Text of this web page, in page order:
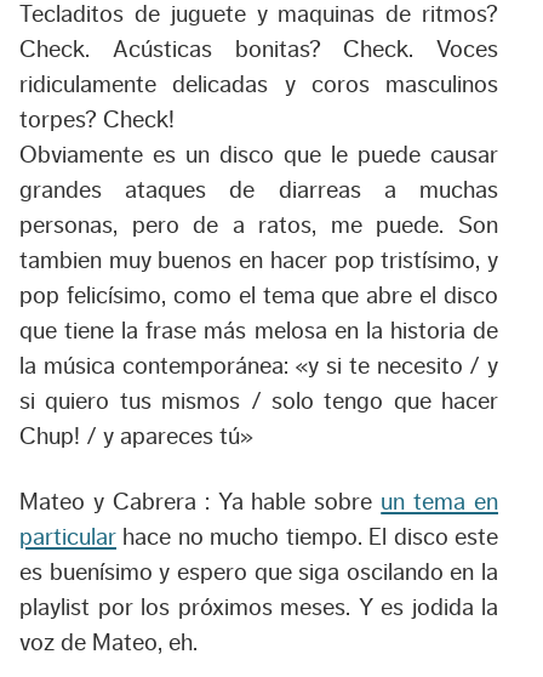
Tecladitos de juguete y maquinas de ritmos?
Check. Acústicas bonitas? Check. Voces
ridiculamente delicadas y coros masculinos
torpes? Check!
Obviamente es un disco que le puede causar
grandes ataques de diarreas a muchas
personas, pero de a ratos, me puede. Son
tambien muy buenos en hacer pop tristísimo, y
pop felicísimo, como el tema que abre el disco
que tiene la frase más melosa en la historia de
la música contemporánea: «y si te necesito / y
si quiero tus mismos / solo tengo que hacer
Chup! / y apareces tú»
Mateo y Cabrera : Ya hable sobre un tema en
particular hace no mucho tiempo. El disco este
es buenísimo y espero que siga oscilando en la
playlist por los próximos meses. Y es jodida la
voz de Mateo, eh.